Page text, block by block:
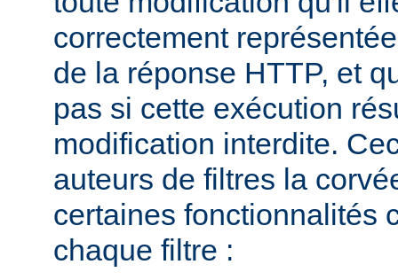
correctement
de la réponse HTTP, et
pas si cette exécution
modification interdite.
auteurs de filtres la
certaines fonctionnalités
chaque filtre :